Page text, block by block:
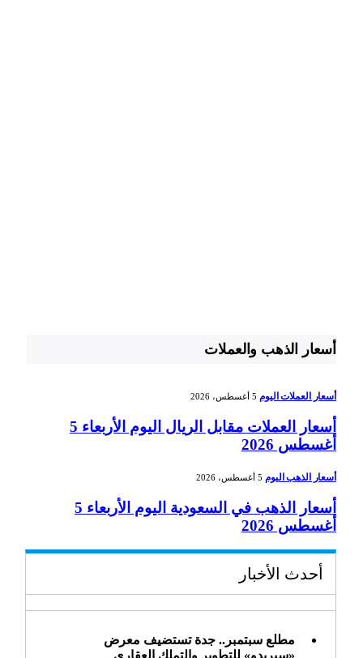
أسعار الذهب والعملات
أسعار العملات اليوم 5 أغسطس، 2026
أسعار العملات مقابل الريال اليوم الأربعاء 5
أغسطس 2026
أسعار الذهب اليوم 5 أغسطس، 2026
أسعار الذهب في السعودية اليوم الأربعاء 5
أغسطس 2026
أحدث الأخبار
مطلع سبتمبر.. جدة تستضيف معرض